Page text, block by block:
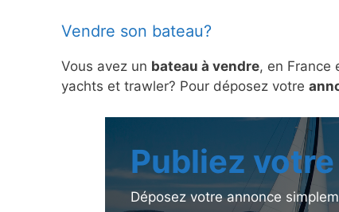
Vendre son bateau?
Vous avez un bateau à vendre, en France
yachts et trawler? Pour déposez votre
Publiez
Déposez votre annonce